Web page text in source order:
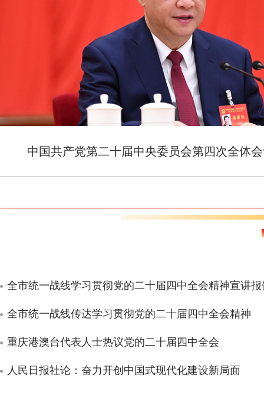
中国共产党第二十届中央委员会第四次全体
全市统一战线传达学习贯彻党的二十届四中全会精神
重庆港澳台代表人士热议党的二十届四中全会
人民日报社论：奋力开创中国式现代化建设新局面